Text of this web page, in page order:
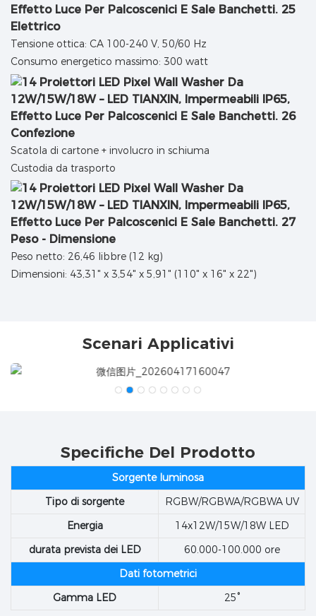
Elettrico
Tensione ottica: CA 100-240 V, 50/60 Hz
Consumo energetico massimo: 300 watt
Confezione
Scatola di cartone + involucro in schiuma
Custodia da trasporto
Peso - Dimensione
Peso netto: 26,46 libbre (12 kg)
Dimensioni: 43,31" x 3,54" x 5,91" (110" x 16" x 22")
Scenari Applicativi
Specifiche Del Prodotto
Sorgente luminosa
Tipo di sorgente
RGBW/RGBWA/RGBWA UV
Energia
14x12W/15W/18W LED
durata prevista dei LED
60.000-100.000 ore
Dati fotometrici
Gamma LED
25°